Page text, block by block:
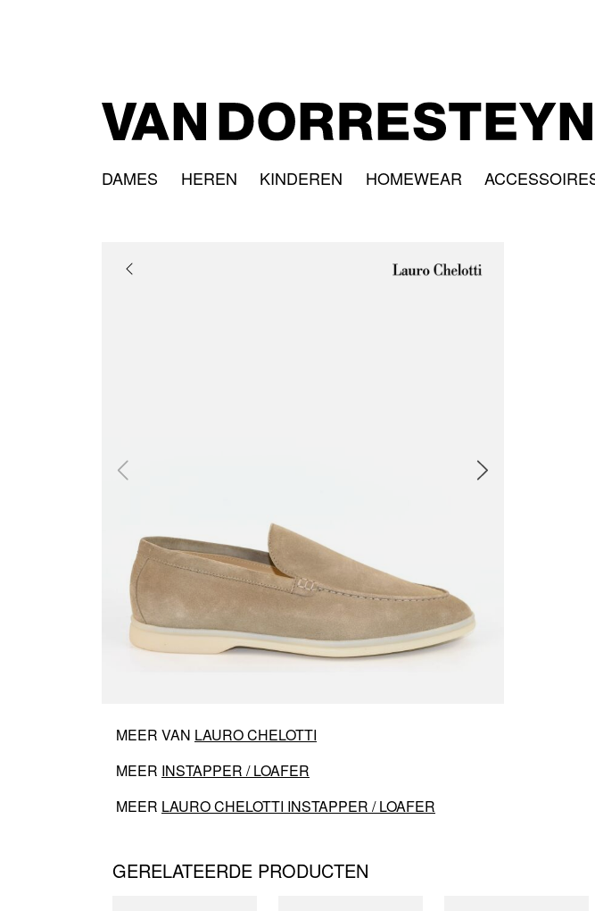
DAMES HEREN KINDEREN HOMEWEAR
MEER VAN LAURO CHELOTTI
MEER INSTAPPER / LOAFER
MEER LAURO CHELOTTI INSTAPPER / LOAFER
GERELATEERDE PRODUCTEN